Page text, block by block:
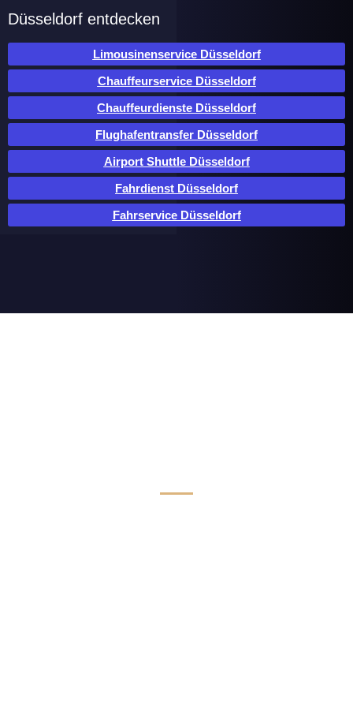
Düsseldorf entdecken
Limousinenservice Düsseldorf
Chauffeurservice Düsseldorf
Chauffeurdienste Düsseldorf
Flughafentransfer Düsseldorf
Airport Shuttle Düsseldorf
Fahrdienst Düsseldorf
Fahrservice Düsseldorf